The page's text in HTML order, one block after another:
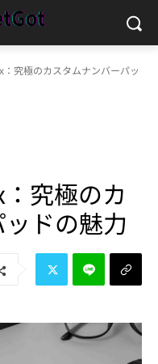
究極のカスタムナンバーパッ
究極のカ
ドの魅力